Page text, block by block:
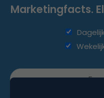
Marketingfacts.